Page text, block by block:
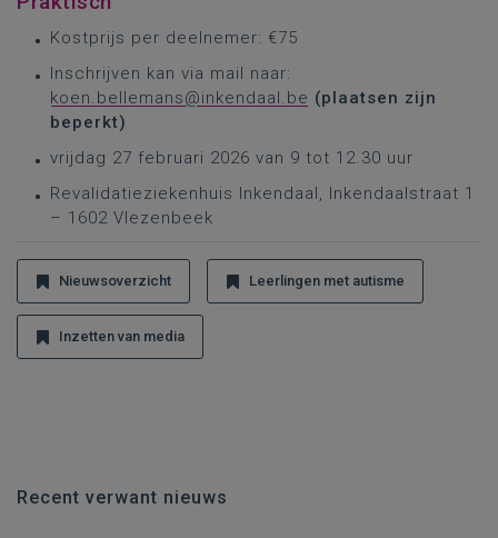
Kostprijs per deelnemer: €75
Inschrijven kan via mail naar:
koen.bellemans@inkendaal.be (plaatsen zijn
beperkt)
vrijdag 27 februari 2026 van 9 tot 12.30 uur
Revalidatieziekenhuis Inkendaal, Inkendaalstraat 1
– 1602 Vlezenbeek
Nieuwsoverzicht Leerlingen met autisme
Inzetten van media
Recent verwant nieuws